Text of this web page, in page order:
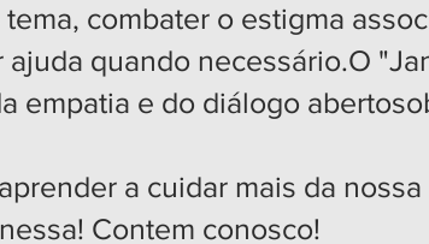
combater o estigma
quando necessário.O
empatia e do diálogo
a cuidar mais da
Contem conosco!